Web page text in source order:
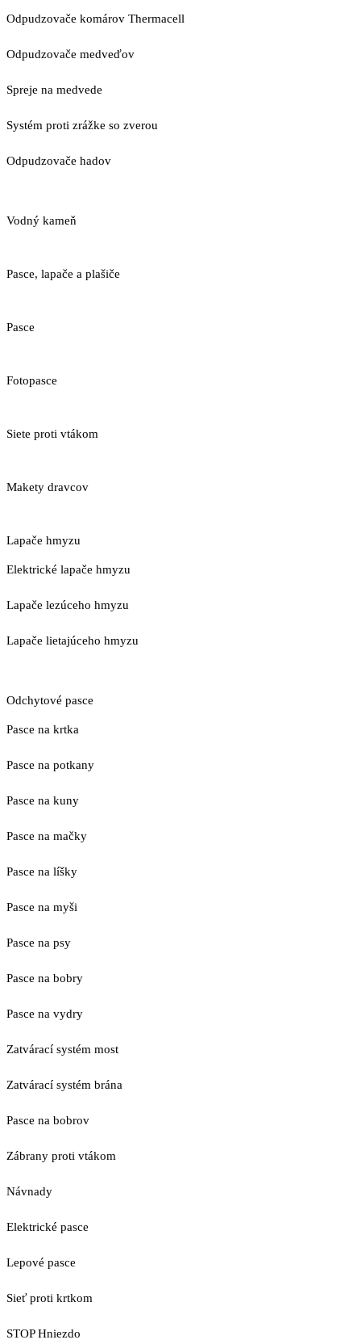
Odpudzovače komárov Thermacell
Odpudzovače medveďov
Spreje na medvede
Systém proti zrážke so zverou
Odpudzovače hadov
Vodný kameň
Pasce, lapače a plašiče
Pasce
Fotopasce
Siete proti vtákom
Makety dravcov
Lapače hmyzu
Elektrické lapače hmyzu
Lapače lezúceho hmyzu
Lapače lietajúceho hmyzu
Odchytové pasce
Pasce na krtka
Pasce na potkany
Pasce na kuny
Pasce na mačky
Pasce na líšky
Pasce na myši
Pasce na psy
Pasce na bobry
Pasce na vydry
Zatvárací systém most
Zatvárací systém brána
Pasce na bobrov
Zábrany proti vtákom
Návnady
Elektrické pasce
Lepové pasce
Sieť proti krtkom
STOP Hniezdo